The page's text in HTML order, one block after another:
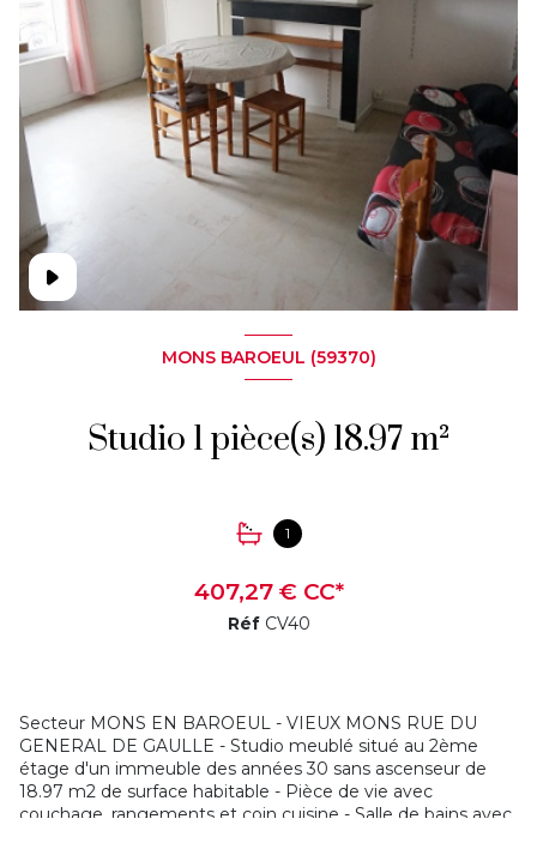
MONS BAROEUL (59370)
Studio 1 pièce(s) 18.97 m²
1
407,27 € CC*
Réf CV40
Secteur MONS EN BAROEUL - VIEUX MONS RUE DU
GENERAL DE GAULLE - Studio meublé situé au 2ème
étage d'un immeuble des années 30 sans ascenseur de
18.97 m2 de surface habitable - Pièce de vie avec
couchage, rangements et coin cuisine - Salle de bains avec